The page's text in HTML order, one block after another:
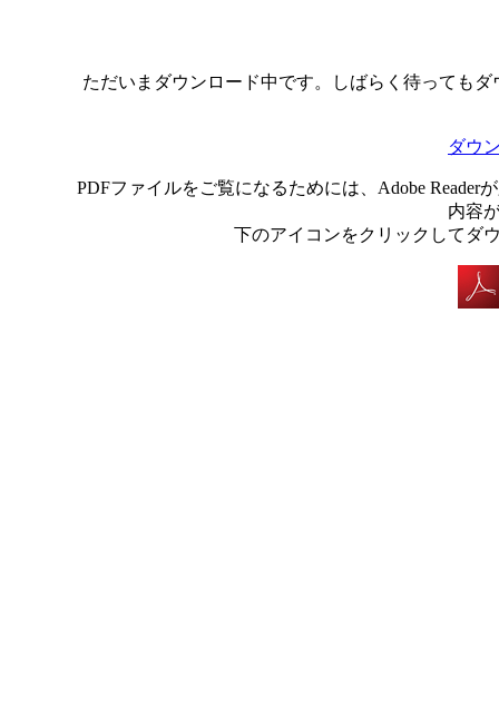
ただいまダウンロード中です。しばらく待っても
ダウ
PDFファイルをご覧になるためには、Adobe
内容
下のアイコンをクリックしてダ